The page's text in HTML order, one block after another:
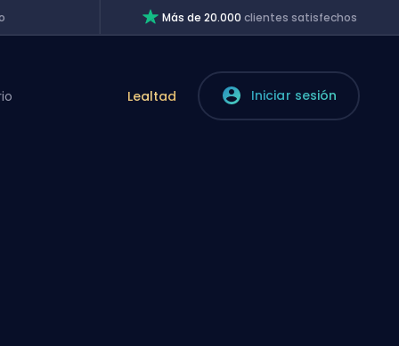
Más de 20.000clientes satisfechos
Lealtad Iniciar sesión